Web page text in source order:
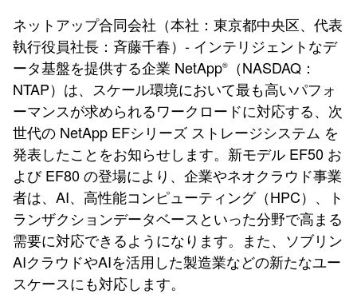
ネットアップ合同会社（本社：東京都中央区、代表
執行役員社長：斉藤千春）- インテリジェントなデ
ータ基盤を提供する企業 NetApp®
（NASDAQ：
NTAP）は、スケール環境において最も高いパフォ
ーマンスが求められるワークロードに対応する、次
世代の NetApp EFシリーズ ストレージシステム を
発表したことをお知らせします。新モデル EF50 お
よび EF80 の登場により、企業やネオクラウド事業
者は、AI、高性能コンピューティング（HPC）、ト
ランザクションデータベースといった分野で高まる
需要に対応できるようになります。また、ソブリン
AIクラウドやAIを活用した製造業などの新たなユー
スケースにも対応します。